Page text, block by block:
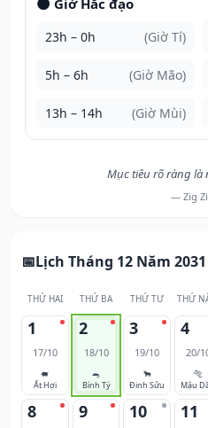
🌑 Giờ Hắc đạo
23h – 0h (Giờ Tí)
5h – 6h (Giờ Mão)
13h – 14h (Giờ Mùi)
Mục tiêu rõ ràng là
— Zig
Lịch Tháng 12 Năm 2031
THỨ HAI THỨ BA THỨ TƯ THỨ
1
17/10
🐖
Ất Hợi
2
18/10
🐀
Bính Tý
3
19/10
🐂
Đinh Sửu
4
20/
🐅
Mậu
8 9 10 11